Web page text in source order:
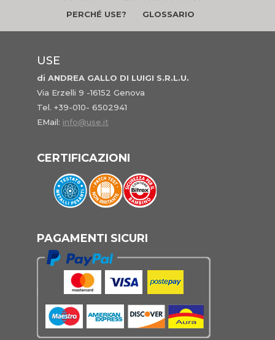
PERCHÉ USE?
GLOSSARIO
USE
di ANDREA GALLO DI LUIGI S.R.L.U.
Via Erzelli 9 -16152 Genova
Tel. +39-010- 6502941
EMail: info@use.it
CERTIFICAZIONI
PAGAMENTI SICURI